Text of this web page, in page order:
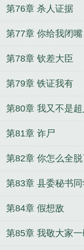
第76章 杀人证据
第77章 你给我闭嘴
第78章 钦差大臣
第79章 铁证我有
第80章 我又不是超
第81章 诈尸
第82章 你怎么全脱
第83章 县委秘书同
第84章 假想敌
第85章 我敬大家